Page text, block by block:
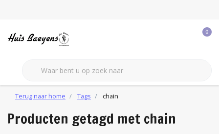
0
Terug naar home Tags chain
Producten getagd met chain